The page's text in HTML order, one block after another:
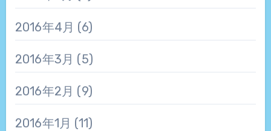
2016年4月 (6)
2016年3月 (5)
2016年2月 (9)
2016年1月 (11)